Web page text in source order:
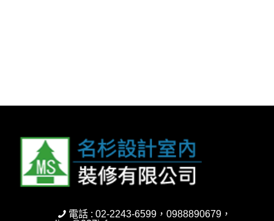
電話 : 02-2243-6599，0988890679，